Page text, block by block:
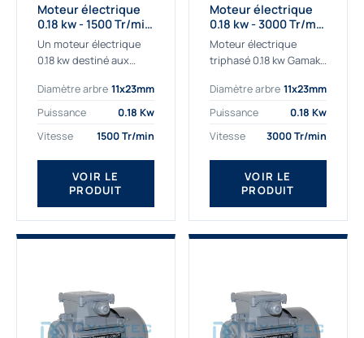
Moteur électrique
0.18 kw - 1500 Tr/min
- 230/400V - IE2
Un moteur électrique
0.18 kw destiné aux
exigeantes. Fort de
nombreuses années
détermination et la
fourniture...
Diamètre arbre 11x23mm
Puissance
0.18 Kw
Vitesse
1500 Tr/min
VOIR LE
PRODUIT
Moteur électrique
0.18 kw - 3000 Tr/min
- 230/400V - IE2
Moteur électrique
triphasé 0.18 kw Gamak,
professionnelle
indispensable à vos
Fournisseur Français
des moteurs
électriques Gamak,
nous proposons
exclusivement des...
Diamètre arbre 11x23mm
Puissance
0.18 Kw
Vitesse
3000 Tr/min
VOIR LE
PRODUIT